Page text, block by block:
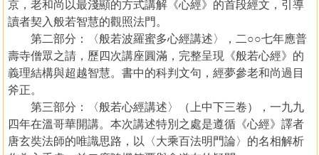
京，老和尚以最淺顯的方式講解《心經》的首段經文，引導
讀者契入般若智慧的觀照法門。
第二部分：〈般若波羅蜜多心經講述〉，二○○七年應普
壽寺僧眾之請，歷四次講座圓滿，完整呈現《般若心經》的
義理結構與超越智慧。書中的科判文句，經夢參老和尚過目
斧正。
第三部分：〈般若心經講述〉（上中下三卷），一九九
四年在溫哥華開講。本次講述特別之處是遵循《心經》譯者
唐玄奘法師的唯識思路，以〈大乘百法明門論〉的名相解析